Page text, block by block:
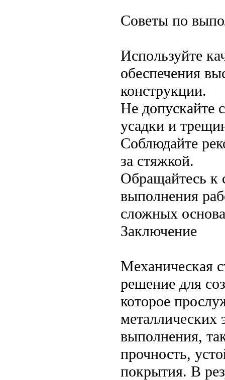
Советы по
Используйте
обеспечения
конструкции.
Не допускайте
усадки и
Соблюдайте
за стяжкой.
Обращайтесь к
выполнения
сложных
Заключение
Механическая
решение для
которое
металлических
выполнения,
прочность,
покрытия. В